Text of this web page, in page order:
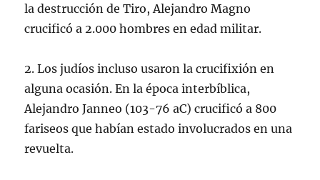
la destrucción de Tiro, Alejandro Magno
crucificó a 2.000 hombres en edad militar.
2. Los judíos incluso usaron la crucifixión en
alguna ocasión. En la época interbíblica,
Alejandro Janneo (103-76 aC) crucificó a 800
fariseos que habían estado involucrados en una
revuelta.